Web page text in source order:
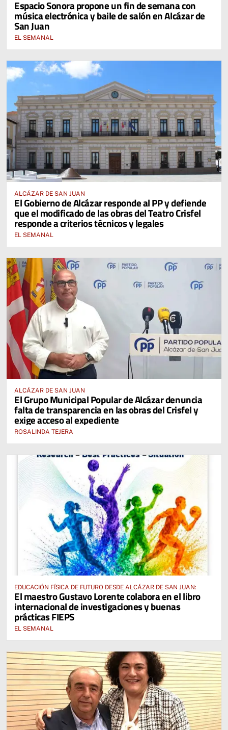
Espacio Sonora propone un fin de semana con
música electrónica y baile de salón en Alcázar de
San Juan
EL SEMANAL
ALCÁZAR DE SAN JUAN
El Gobierno de Alcázar responde al PP y defiende
que el modificado de las obras del Teatro Crisfel
responde a criterios técnicos y legales
EL SEMANAL
ALCÁZAR DE SAN JUAN
El Grupo Municipal Popular de Alcázar denuncia
falta de transparencia en las obras del Crisfel y
exige acceso al expediente
ROSALINDA TEJERA
EDUCACIÓN FÍSICA DE FUTURO DESDE ALCÁZAR DE SAN JUAN:
El maestro Gustavo Lorente colabora en el libro
internacional de investigaciones y buenas
prácticas FIEPS
EL SEMANAL